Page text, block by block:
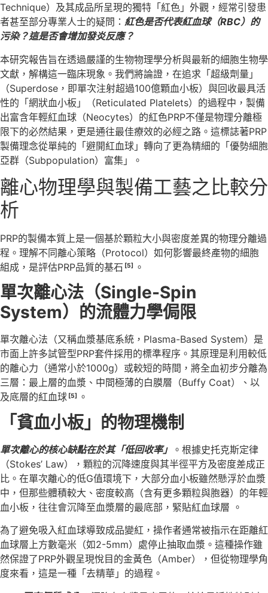
Technique）及其成品所呈現的獨特「紅色」外觀，經常引發患
者甚至部分專業人士的疑問： 紅色是否代表紅血球（RBC）的
污染？這是否會增加發炎反應？
本研究報告旨在透過嚴謹的生物物理學分析與最新的細胞生物學
文獻，解構這一臨床現象。我們將論證，在追求「超級劑量」
（Superdose，即單次注射超過100億顆血小板）與回收最具活
性的「網狀血小板」（Reticulated Platelets）的過程中，製備
出富含年輕紅血球（Neocytes）的紅色PRP不僅是物理分離極
限下的必然結果，更是通往最佳療效的必經之路。這標誌著PRP
製備理念從單純的「避開紅血球」轉向了更為精細的「優勢細胞
亞群（Subpopulation）富集」。
離心物理學與製備工藝之比較分
析
PRP的製備本質上是一個基於顆粒大小與密度差異的物理分離過
程。理解不同離心策略（Protocol）如何影響最終產物的細胞
組成，是評估PRP品質的基石 [5] 。
單次離心法（Single-Spin
System）的流體力學侷限
單次離心法（又稱血漿基底系統，Plasma-Based System）是
市面上許多試管型PRP套件採用的標準程序。其原理是利用較低
的離心力（通常小於1000g）或較短的時間，將全血初步分離為
三層：最上層的血漿、中間極薄的白膜層（Buffy Coat）、以
及底層的紅血球 [5] 。
「貧血小板」的物理機制
單次離心的核心缺點在於其「低回收率」 。根據史托克斯定律
（Stokes’ Law），顆粒的沉降速度與其半徑平方及密度差成正
比。在單次離心的低G值環境下，大部分血小板雖然懸浮於血漿
中，但那些體積較大、密度較高（含有更多顆粒與胞器）的年輕
血小板，往往會沉降至血漿層的最底部，緊貼紅血球層 。
為了避免吸入紅血球導致成品變紅，操作者通常被指示在距離紅
血球層上方數毫米（如2-5mm）處停止抽取血漿。這種操作雖
然保證了PRP外觀呈現悅目的金黃色（Amber），但從物理學角
度來看，這是一種「去精華」的過程。